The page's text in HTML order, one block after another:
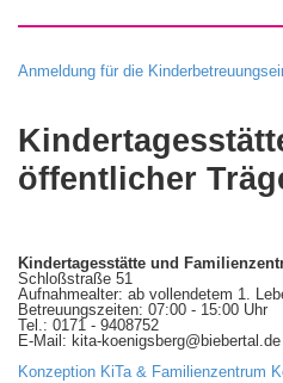
Anmeldung für die
öffentlicher
Kindertagesstätte und
Schloßstraße 51
Aufnahmealter: ab vollendetem 1.
Betreuungszeiten: 07:00 - 15:00 Uhr
Tel.: 0171 - 9408752
E-Mail: kita-koenigsberg@biebertal.de
Konzeption KiTa & Familienzentrum